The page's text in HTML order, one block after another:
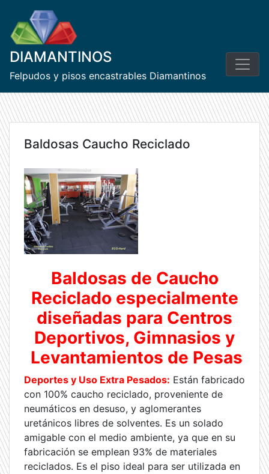
content
DIAMANTINOS
Felpudos y pisos encastrables Diamantinos
Baldosas Caucho Reciclado
Baldosas de Caucho
Reciclado especialmente
diseñadas para Centros
Deportivos, Gimnasios y
Levantamientos de Pesas
Deportes y Uso Extra Pesados: Están fabricado
con 100% caucho reciclado, proveniente de
neumáticos en desuso, y aglomerantes
uretánicos libres de solventes. Es un solado
amigable con el medio ambiente, ya que en su
fabricación se emplean 93% de materiales
reciclados. Es el piso ideal para ser utilizada en